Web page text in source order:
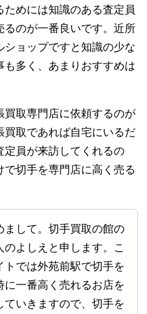
めには知識のある査定員
るのが一番良いです。近所
ショップですと知識の少な
も多く、あまりおすすめは
買取専門店に依頼するのが
買取であれば自宅にいるだ
定員が来訪してくれるの
切手を専門店に高く売る
まして。切手買取の館の
のよしえと申します。こ
トでは外苑前駅で切手を
に一番高く売れるお店を
ていきますので、切手を